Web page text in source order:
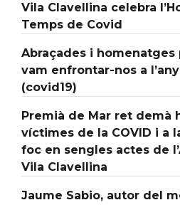
Vila Clavellina celebra
Temps de Covid
Abraçades i
vam enfrontar-nos a
(covid19)
Premià de Mar ret demà
víctimes de la COVID i a
foc en sengles actes de
Vila Clavellina
Jaume Sabio, autor del